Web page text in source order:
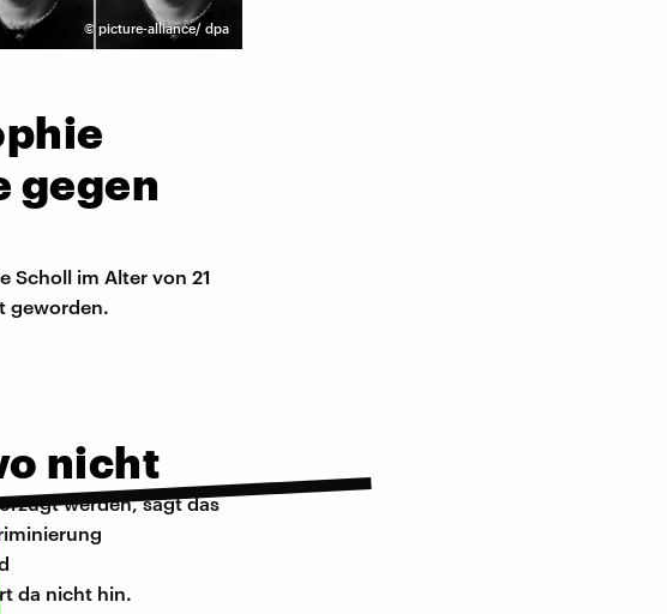
© picture-alliance/ dpa
gegen
Scholl im Alter von 21
geworden.
nicht
werden, sagt das
da nicht hin.